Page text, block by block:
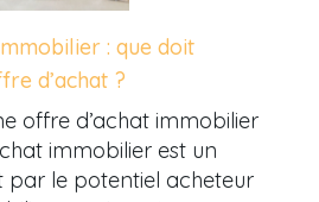
: que doit
d’achat ?
offre d’achat immobilier
immobilier est un
par le potentiel acheteur